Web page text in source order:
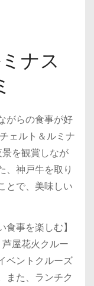
ナス
がらの食事が好
ェルト＆ルミナ
を観賞しなが
、神戸牛を取り
とで、美味しい
食事を楽しむ】
屋花火クルー
ベントクルーズ
また、ランチク